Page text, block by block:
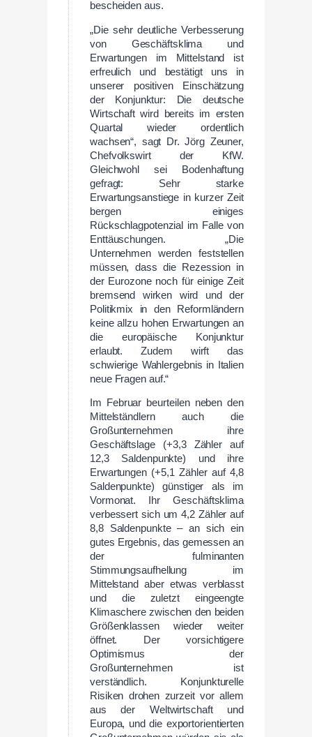
bescheiden aus.
„Die sehr deutliche Verbesserung
von Geschäftsklima und
Erwartungen im Mittelstand ist
erfreulich und bestätigt uns in
unserer positiven Einschätzung
der Konjunktur: Die deutsche
Wirtschaft wird bereits im ersten
Quartal wieder ordentlich
wachsen“, sagt Dr. Jörg Zeuner,
Chefvolkswirt der KfW.
Gleichwohl sei Bodenhaftung
gefragt: Sehr starke
Erwartungsanstiege in kurzer Zeit
bergen einiges
Rückschlagpotenzial im Falle von
Enttäuschungen. „Die
Unternehmen werden feststellen
müssen, dass die Rezession in
der Eurozone noch für einige Zeit
bremsend wirken wird und der
Politikmix in den Reformländern
keine allzu hohen Erwartungen an
die europäische Konjunktur
erlaubt. Zudem wirft das
schwierige Wahlergebnis in Italien
neue Fragen auf.“
Im Februar beurteilen neben den
Mittelständlern auch die
Großunternehmen ihre
Geschäftslage (+3,3 Zähler auf
12,3 Saldenpunkte) und ihre
Erwartungen (+5,1 Zähler auf 4,8
Saldenpunkte) günstiger als im
Vormonat. Ihr Geschäftsklima
verbessert sich um 4,2 Zähler auf
8,8 Saldenpunkte – an sich ein
gutes Ergebnis, das gemessen an
der fulminanten
Stimmungsaufhellung im
Mittelstand aber etwas verblasst
und die zuletzt eingeengte
Klimaschere zwischen den beiden
Größenklassen wieder weiter
öffnet. Der vorsichtigere
Optimismus der
Großunternehmen ist
verständlich. Konjunkturelle
Risiken drohen zurzeit vor allem
aus der Weltwirtschaft und
Europa, und die exportorientierten